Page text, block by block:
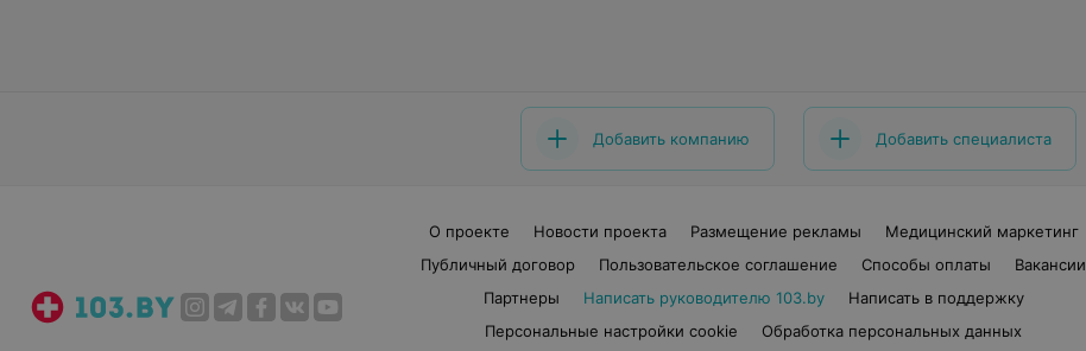
Добавить компанию Добавить специалиста
О проекте Новости проекта Размещение рекламы
Медицинский маркетинг
Публичный договор
Пользовательское соглашение Способы оплаты
Вакансии
Партнеры
Написать руководителю 103.by
Написать в поддержку
Персональные настройки cookie
Обработка персональных данных